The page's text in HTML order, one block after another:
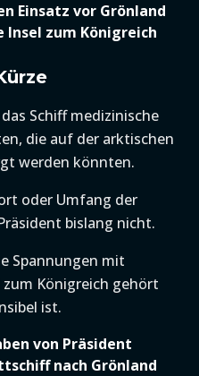
Einsatz vor Grönland
zum Königreich
Schiff medizinische
die auf der arktischen
werden könnten.
oder Umfang der
bislang nicht.
Spannungen mit
Königreich gehört
ist.
von Präsident
nach Grönland